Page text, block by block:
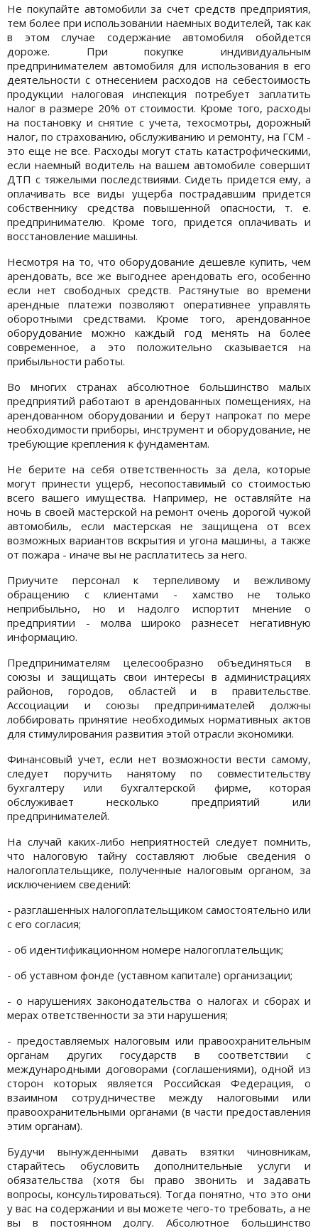
Не покупайте автомобили за счет средств предприятия,
тем более при использовании наемных водителей, так как
в этом случае содержание автомобиля обойдется
дороже. При покупке индивидуальным
предпринимателем автомобиля для использования в его
деятельности с отнесением расходов на себестоимость
продукции налоговая инспекция потребует заплатить
налог в размере 20% от стоимости. Кроме того, расходы
на постановку и снятие с учета, техосмотры, дорожный
налог, по страхованию, обслуживанию и ремонту, на ГСМ -
это еще не все. Расходы могут стать катастрофическими,
если наемный водитель на вашем автомобиле совершит
ДТП с тяжелыми последствиями. Сидеть придется ему, а
оплачивать все виды ущерба пострадавшим придется
собственнику средства повышенной опасности, т. е.
предпринимателю. Кроме того, придется оплачивать и
восстановление машины.
Несмотря на то, что оборудование дешевле купить, чем
арендовать, все же выгоднее арендовать его, особенно
если нет свободных средств. Растянутые во времени
арендные платежи позволяют оперативнее управлять
оборотными средствами. Кроме того, арендованное
оборудование можно каждый год менять на более
современное, а это положительно сказывается на
прибыльности работы.
Во многих странах абсолютное большинство малых
предприятий работают в арендованных помещениях, на
арендованном оборудовании и берут напрокат по мере
необходимости приборы, инструмент и оборудование, не
требующие крепления к фундаментам.
Не берите на себя ответственность за дела, которые
могут принести ущерб, несопоставимый со стоимостью
всего вашего имущества. Например, не оставляйте на
ночь в своей мастерской на ремонт очень дорогой чужой
автомобиль, если мастерская не защищена от всех
возможных вариантов вскрытия и угона машины, а также
от пожара - иначе вы не расплатитесь за него.
Приучите персонал к терпеливому и вежливому
обращению с клиентами - хамство не только
неприбыльно, но и надолго испортит мнение о
предприятии - молва широко разнесет негативную
информацию.
Предпринимателям целесообразно объединяться в
союзы и защищать свои интересы в администрациях
районов, городов, областей и в правительстве.
Ассоциации и союзы предпринимателей должны
лоббировать принятие необходимых нормативных актов
для стимулирования развития этой отрасли экономики.
Финансовый учет, если нет возможности вести самому,
следует поручить нанятому по совместительству
бухгалтеру или бухгалтерской фирме, которая
обслуживает несколько предприятий или
предпринимателей.
На случай каких-либо неприятностей следует помнить,
что налоговую тайну составляют любые сведения о
налогоплательщике, полученные налоговым органом, за
исключением сведений:
- разглашенных налогоплательщиком самостоятельно или
с его согласия;
- об идентификационном номере налогоплательщик;
- об уставном фонде (уставном капитале) организации;
- о нарушениях законодательства о налогах и сборах и
мерах ответственности за эти нарушения;
- предоставляемых налоговым или правоохранительным
органам других государств в соответствии с
международными договорами (соглашениями), одной из
сторон которых является Российская Федерация, о
взаимном сотрудничестве между налоговыми или
правоохранительными органами (в части предоставления
этим органам).
Будучи вынужденными давать взятки чиновникам,
старайтесь обусловить дополнительные услуги и
обязательства (хотя бы право звонить и задавать
вопросы, консультироваться). Тогда понятно, что это они
у вас на содержании и вы можете чего-то требовать, а не
вы в постоянном долгу. Абсолютное большинство